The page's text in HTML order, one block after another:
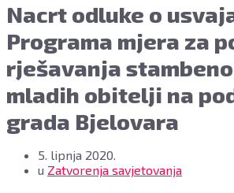
Nacrt odluke o
Programa mjera za
rješavanja
mladih obitelji na
grada Bjelovara
5. lipnja 2020.
u Zatvorenja savjetovanja